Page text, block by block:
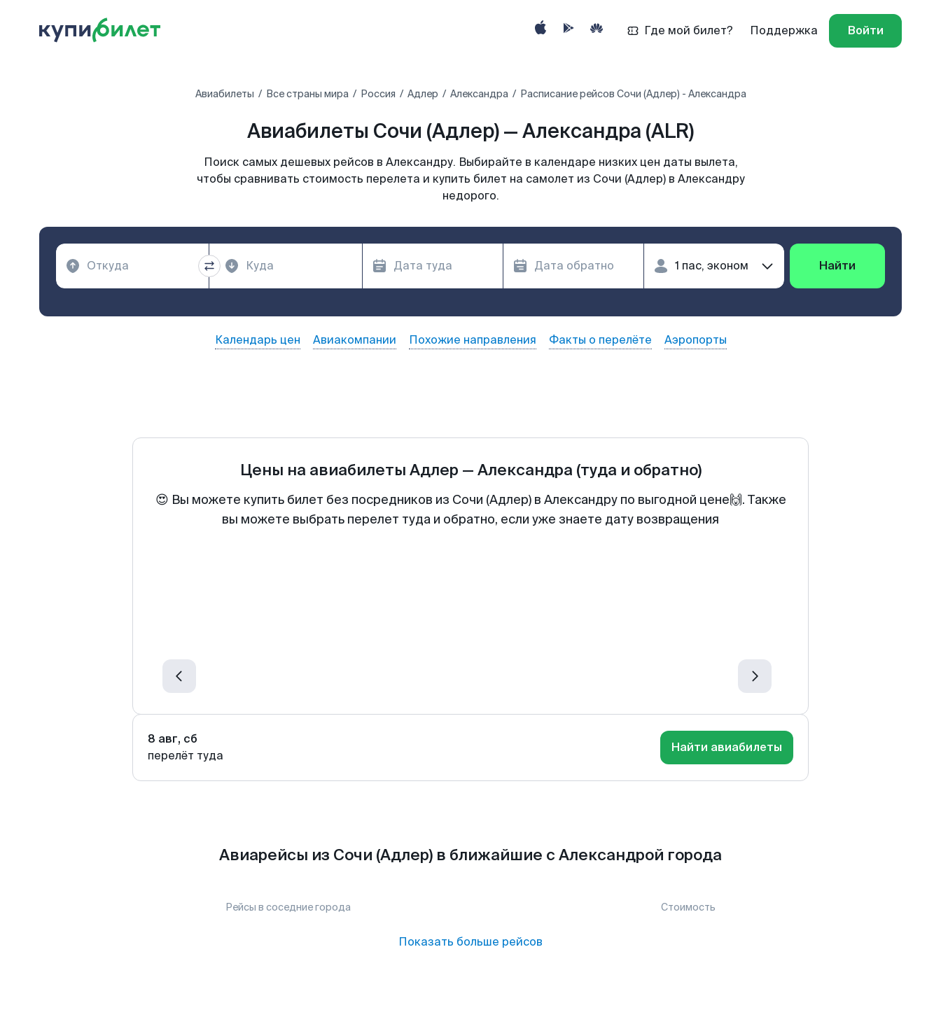
Где мой билет? Поддержка Войти
Авиабилеты Все страны мира Россия Адлер Александра Расписание рейсов Сочи (Адлер) - Александра
Авиабилеты Сочи (Адлер) — Александра (ALR)
Поиск самых дешевых рейсов в Александру. Выбирайте в календаре низких цен даты вылета,
чтобы сравнивать стоимость перелета и купить билет на самолет из Сочи (Адлер) в Александру
недорого.
Найти
Календарь цен Авиакомпании Похожие направления Факты о перелёте Аэропорты
Цены на авиабилеты Адлер — Александра (туда и обратно)
😍 Вы можете купить билет без посредников из Сочи (Адлер) в Александру по выгодной цене🙌. Также
вы можете выбрать перелет туда и обратно, если уже знаете дату возвращения
8 авг, сб
перелёт туда
Найти авиабилеты
Авиарейсы из Сочи (Адлер) в ближайшие с Александрой города
Рейсы в соседние города Стоимость
Показать больше рейсов